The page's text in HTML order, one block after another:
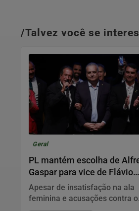
/Talvez você se
Geral
PL mantém escolha de
Gaspar para vice de Flávio
Bolsonaro
Apesar de insatisfação na ala
feminina e acusações contra o